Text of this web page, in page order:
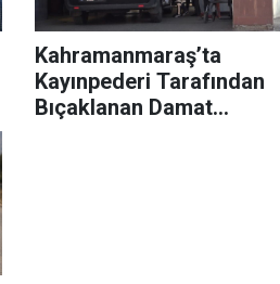
Kahramanmaraş’ta
Kayınpederi Tarafından
Bıçaklanan Damat